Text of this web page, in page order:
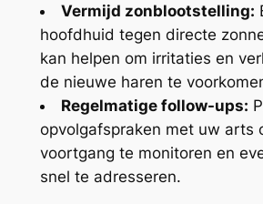
Vermijd zonblootstelling:
hoofdhuid tegen directe
kan helpen om irritaties en
de nieuwe haren te
Regelmatige follow-ups:
opvolgafspraken met uw arts
voortgang te monitoren en
snel te adresseren.